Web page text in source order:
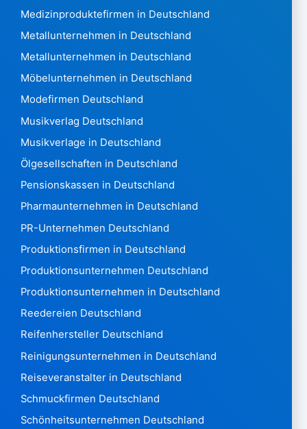
Madagaskar546
Malaysia19.637
Malediven848
Mali474
Malta 73088
Mauretanien228
Mauritius 14.383
Mexiko 400.439
Mikronesien240
Monaco7.962
Montenegro 31.673 Montserrat14
Marokko 480.143
Mosambik 1.567
Namibia 4.844
Nauru7
Nepal2.059
Niederlande 3.046.413
Nicaragua 1.396
Niger385
Nigeria 12.993
Medizinproduktefirmen in Deutschland
Metallunternehmen in Deutschland
Metallunternehmen in Deutschland
Möbelunternehmen in Deutschland
Modefirmen Deutschland
Musikverlag Deutschland
Musikverlage in Deutschland
Ölgesellschaften in Deutschland
Pensionskassen in Deutschland
Pharmaunternehmen in Deutschland
PR-Unternehmen Deutschland
Produktionsfirmen in Deutschland
Produktionsunternehmen Deutschland
Produktionsunternehmen in Deutschland
Reedereien Deutschland
Reifenhersteller Deutschland
Reinigungsunternehmen in Deutschland
Reiseveranstalter in Deutschland
Schmuckfirmen Deutschland
Schönheitsunternehmen Deutschland